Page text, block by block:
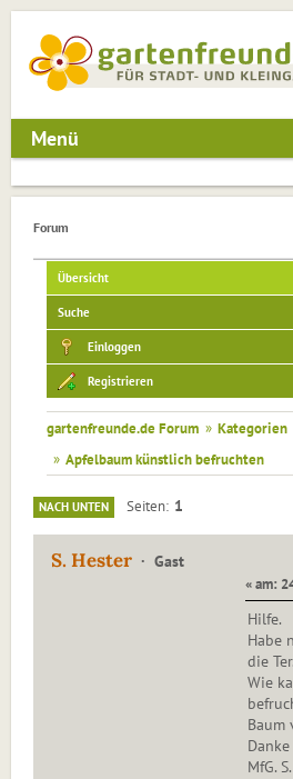
Menü
Forum
Übersicht
Suche
Einloggen
Registrieren
gartenfreunde.de Forum » Kategorien
» Apfelbaum künstlich befruchten
NACH UNTEN Seiten 1
S. Hester Gast
« am:
Hilfe.
Habe
die
Wie
Baum
MfG.